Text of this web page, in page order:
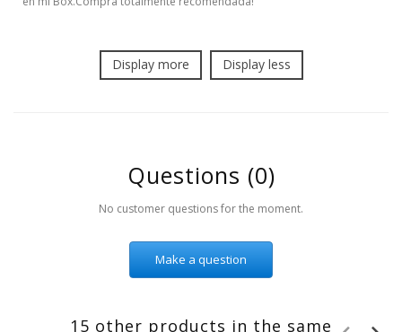
Display more Display less
Questions (0)
No customer questions for the moment.
Make a question
15 other products in the same